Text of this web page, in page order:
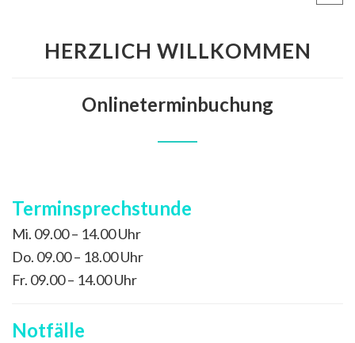
HERZLICH WILLKOMMEN
Onlineterminbuchung
Terminsprechstunde
Mi. 09.00 – 14.00 Uhr
Do. 09.00 – 18.00 Uhr
Fr. 09.00 – 14.00 Uhr
Notfälle